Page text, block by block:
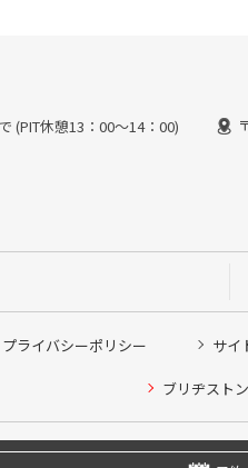
休憩13：00～14：00)
プライバシーポリシー サイ
ブリヂスト
Copyright © 2024 Bridgestone
ト作業の予約
クローク契約会員の方はこちらを
利用いただけません